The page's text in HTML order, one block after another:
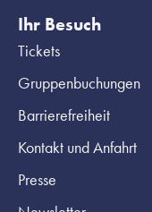
Ihr Besuch
Tickets
Gruppenbuchungen
Barrierefreiheit
Kontakt und Anfahrt
Presse